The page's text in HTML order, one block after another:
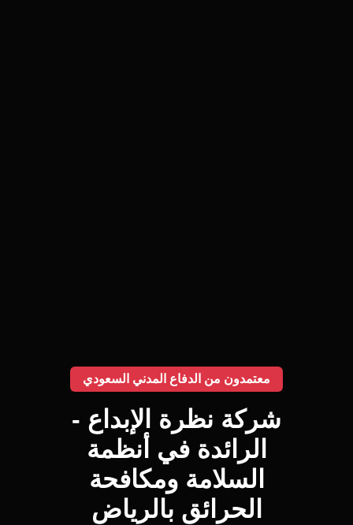
معتمدون من الدفاع المدني السعودي
شركة نظرة الإبداع -
الرائدة في أنظمة
السلامة ومكافحة
الحرائق بالرياض